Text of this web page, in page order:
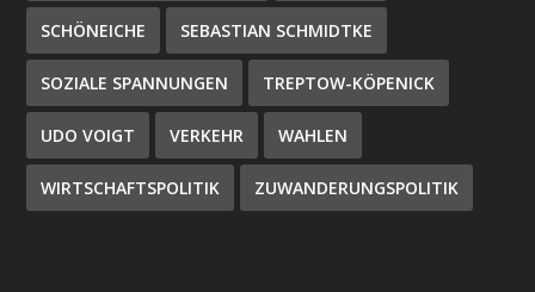
SCHÖNEICHE SEBASTIAN SCHMIDTKE
SOZIALE SPANNUNGEN TREPTOW-KÖPENICK
UDO VOIGT VERKEHR WAHLEN
WIRTSCHAFTSPOLITIK ZUWANDERUNGSPOLITIK